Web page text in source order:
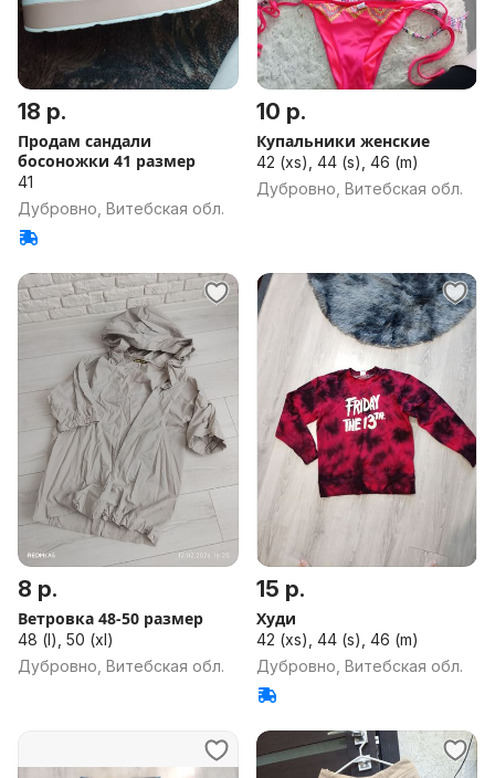
18 р.
Продам сандали
босоножки 41 размер
41
Дубровно, Витебская обл.
10 р.
Купальники женские
42 (xs), 44 (s), 46 (m)
Дубровно, Витебская обл.
8 р.
Ветровка 48-50 размер
48 (l), 50 (xl)
Дубровно, Витебская обл.
15 р.
Худи
42 (xs), 44 (s), 46 (m)
Дубровно, Витебская обл.